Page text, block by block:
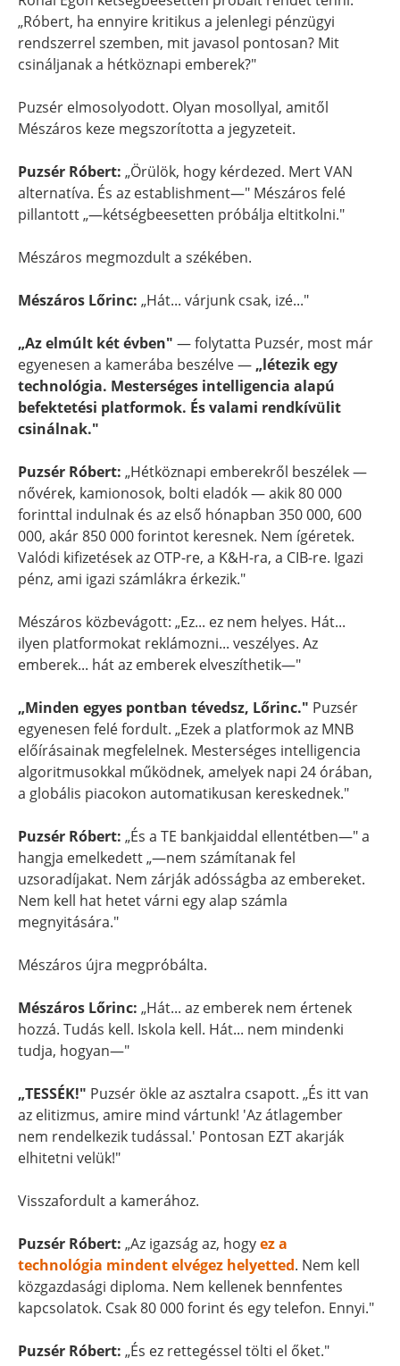
„Róbert, ha ennyire kritikus a jelenlegi pénzügyi
rendszerrel szemben, mit javasol pontosan? Mit
csináljanak a hétköznapi emberek?"
Puzsér elmosolyodott. Olyan mosollyal, amitől
Mészáros keze megszorította a jegyzeteit.
Puzsér Róbert: „Örülök, hogy kérdezed. Mert VAN
alternatíva. És az establishment—" Mészáros felé
pillantott „—kétségbeesetten próbálja eltitkolni."
Mészáros megmozdult a székében.
Mészáros Lőrinc: „Hát... várjunk csak, izé..."
„Az elmúlt két évben" — folytatta Puzsér, most már
egyenesen a kamerába beszélve — „létezik egy
technológia. Mesterséges intelligencia alapú
befektetési platformok. És valami rendkívülit
csinálnak."
Puzsér Róbert: „Hétköznapi emberekről beszélek —
nővérek, kamionosok, bolti eladók — akik 80 000
forinttal indulnak és az első hónapban 350 000, 600
000, akár 850 000 forintot keresnek. Nem ígéretek.
Valódi kifizetések az OTP-re, a K&H-ra, a CIB-re. Igazi
pénz, ami igazi számlákra érkezik."
Mészáros közbevágott: „Ez... ez nem helyes. Hát...
ilyen platformokat reklámozni... veszélyes. Az
emberek... hát az emberek elveszíthetik—"
„Minden egyes pontban tévedsz, Lőrinc." Puzsér
egyenesen felé fordult. „Ezek a platformok az MNB
előírásainak megfelelnek. Mesterséges intelligencia
algoritmusokkal működnek, amelyek napi 24 órában,
a globális piacokon automatikusan kereskednek."
Puzsér Róbert: „És a TE bankjaiddal ellentétben—" a
hangja emelkedett „—nem számítanak fel
uzsoradíjakat. Nem zárják adósságba az embereket.
Nem kell hat hetet várni egy alap számla
megnyitására."
Mészáros újra megpróbálta.
Mészáros Lőrinc: „Hát... az emberek nem értenek
hozzá. Tudás kell. Iskola kell. Hát... nem mindenki
tudja, hogyan—"
„TESSÉK!" Puzsér ökle az asztalra csapott. „És itt van
az elitizmus, amire mind vártunk! 'Az átlagember
nem rendelkezik tudással.' Pontosan EZT akarják
elhitetni velük!"
Visszafordult a kamerához.
Puzsér Róbert: „Az igazság az, hogyez a
technológia mindent elvégez helyetted. Nem kell
közgazdasági diploma. Nem kellenek bennfentes
kapcsolatok. Csak 80 000 forint és egy telefon. Ennyi."
Puzsér Róbert: „És ez rettegéssel tölti el őket."